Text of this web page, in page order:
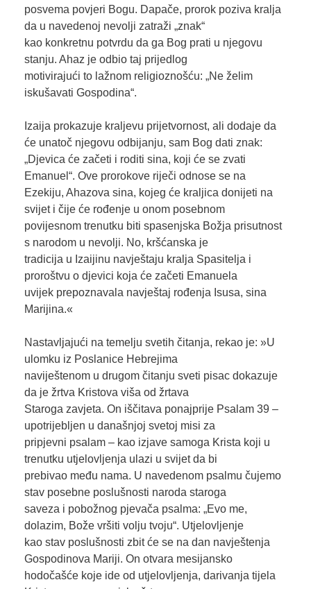
posvema povjeri Bogu. Dapače, prorok poziva kralja
da u navedenoj nevolji zatraži „znak“
kao konkretnu potvrdu da ga Bog prati u njegovu
stanju. Ahaz je odbio taj prijedlog
motivirajući to lažnom religioznošću: „Ne želim
iskušavati Gospodina“.
Izaija prokazuje kraljevu prijetvornost, ali dodaje da
će unatoč njegovu odbijanju, sam Bog dati znak:
„Djevica će začeti i roditi sina, koji će se zvati
Emanuel“. Ove prorokove riječi odnose se na
Ezekiju, Ahazova sina, kojeg će kraljica donijeti na
svijet i čije će rođenje u onom posebnom
povijesnom trenutku biti spasenjska Božja prisutnost
s narodom u nevolji. No, kršćanska je
tradicija u Izaijinu navještaju kralja Spasitelja i
proroštvu o djevici koja će začeti Emanuela
uvijek prepoznavala navještaj rođenja Isusa, sina
Marijina.«
Nastavljajući na temelju svetih čitanja, rekao je: »U
ulomku iz Poslanice Hebrejima
naviještenom u drugom čitanju sveti pisac dokazuje
da je žrtva Kristova viša od žrtava
Staroga zavjeta. On iščitava ponajprije Psalam 39 –
upotrijebljen u današnjoj svetoj misi za
pripjevni psalam – kao izjave samoga Krista koji u
trenutku utjelovljenja ulazi u svijet da bi
prebivao među nama. U navedenom psalmu čujemo
stav posebne poslušnosti naroda staroga
saveza i pobožnog pjevača psalma: „Evo me,
dolazim, Bože vršiti volju tvoju“. Utjelovljenje
kao stav poslušnosti zbit će se na dan navještenja
Gospodinova Mariji. On otvara mesijansko
hodočašće koje ide od utjelovljenja, darivanja tijela